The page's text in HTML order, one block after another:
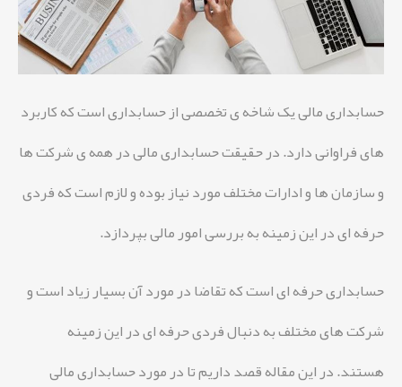
حسابداری مالی یک شاخه ی تخصصی از حسابداری است که کاربرد
های فراوانی دارد. در حقیقت حسابداری مالی در همه ی شرکت ها
و سازمان ها و ادارات مختلف مورد نیاز بوده و لازم است که فردی
حرفه ای در این زمینه به بررسی امور مالی بپردازد.
حسابداری حرفه ای است که تقاضا در مورد آن بسیار زیاد است و
شرکت های مختلف به دنبال فردی حرفه ای در این زمینه
هستند. در این مقاله قصد داریم تا در مورد حسابداری مالی